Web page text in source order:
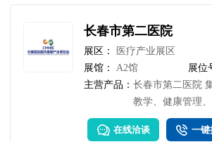
长春市第二医院
展区：
医疗产业展区
展馆：
A2馆 展位
主营产品：长春市第二医院
教学、健康管理
非营利性二级甲
科室齐全，设有
在线洽谈 一键